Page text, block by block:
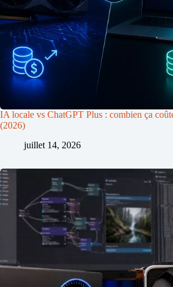
IA locale vs ChatGPT Plus : combien ça
(2026)
juillet 14, 2026